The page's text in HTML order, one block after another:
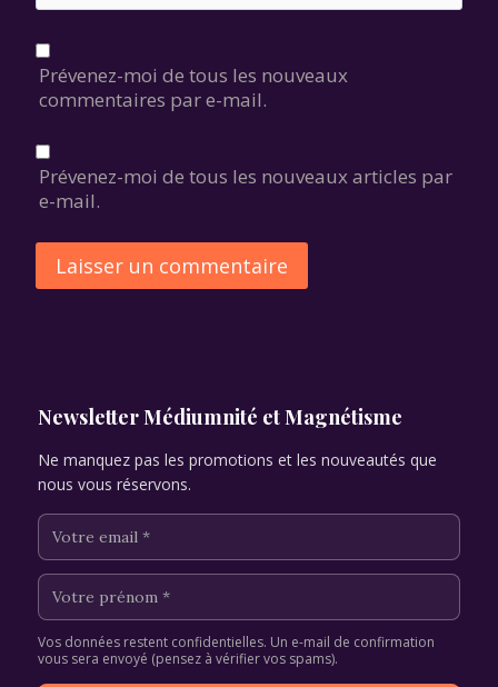
Prévenez-moi de tous les nouveaux
commentaires par e-mail.
Prévenez-moi de tous les nouveaux articles par
e-mail.
Newsletter Médiumnité et Magnétisme
Ne manquez pas les promotions et les nouveautés que
nous vous réservons.
Vos données restent confidentielles. Un e-mail de confirmation
vous sera envoyé (pensez à vérifier vos spams).